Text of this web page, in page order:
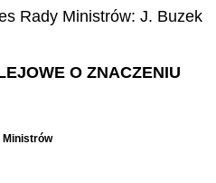
Rady Ministrów: J. Buzek
O ZNACZENIU
Ministrów